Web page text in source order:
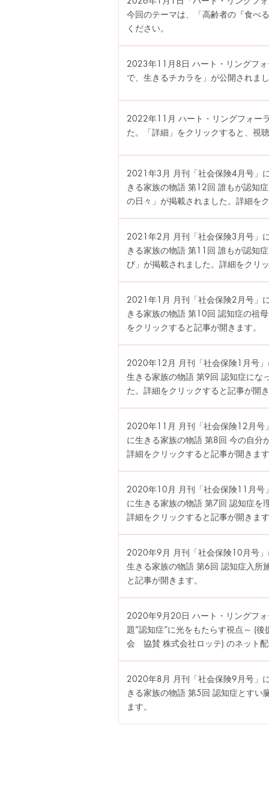
今回のテーマは、「高齢者の『食べ
ください。
2023年11月8日 ハート・リングフ
で、生きるチカラを」が公開されま
2022年11月 ハート・リングフォー
た。「詳細」をクリックすると、視
2021年3月 月刊「社会保険4月号」
きる家族の物語 第12回 誰もが認知
の日々」が掲載されました。詳細を
2021年2月 月刊「社会保険3月号」
きる家族の物語 第11回 誰もが認知
び」が掲載されました。詳細をクリ
2021年1月 月刊「社会保険2月号」
きる家族の物語 第10回 認知症の祖
をクリックすると記事が開きます。
2020年12月 月刊「社会保険1月号
生きる家族の物語 第9回 認知症にな
た。詳細をクリックすると記事が開
2020年11月 月刊「社会保険12月号
に生きる家族の物語 第8回 今の自分
詳細をクリックすると記事が開きま
2020年10月 月刊「社会保険11月号
に生きる家族の物語 第7回 認知症を
詳細をクリックすると記事が開きま
2020年9月 月刊「社会保険10月号
生きる家族の物語 第6回 認知症入所
と記事が開きます。
2020年9月20日 ハート・リングフ
題”認知症”に光をもたらす視点～ (
会 協賛 株式会社ロッテ) のネット
2020年8月 月刊「社会保険9月号」
きる家族の物語 第5回 認知症とすい
ます。